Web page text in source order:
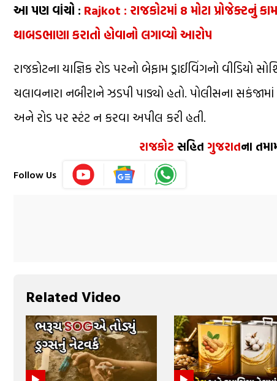
આ પણ વાંચો : Rajkot : રાજકોટમાં 8 મોટા પ્રોજેક્ટનું
થાબડભાણા કરાતો હોવાનો લગાવ્યો આરોપ
રાજકોટના યાજ્ઞિક રોડ પરનો બેફામ ડ્રાઈવિંગનો
ચલાવનારા નબીરાને ઝડપી પાડ્યો હતો. પોલીસના
અને રોડ પર સ્ટંટ ન કરવા અપીલ કરી હતી.
રાજકોટ સહિત ગુજરાતના
Follow Us
Related Video